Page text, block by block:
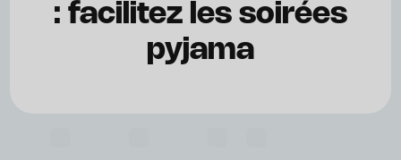
Chair
: facilitez les soirées
pyjama